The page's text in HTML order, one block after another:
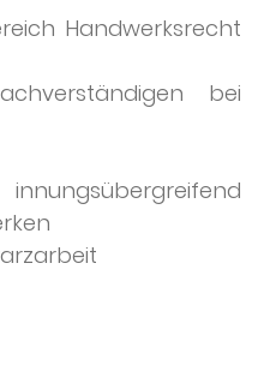
Handwerksrecht
bei